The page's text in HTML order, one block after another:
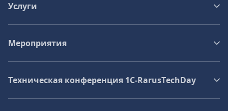
Услуги
Мероприятия
Техническая конференция 1C‑RarusTechDay